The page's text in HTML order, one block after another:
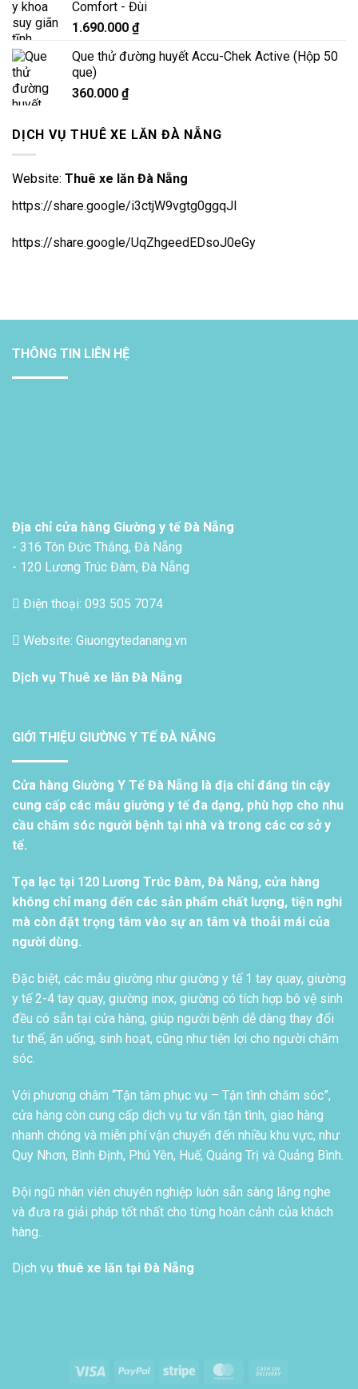
Comfort - Đùi
1.690.000 ₫
Que thử đường huyết Accu-Chek Active (Hộp 50
que)
360.000 ₫
DỊCH VỤ THUÊ XE LĂN ĐÀ NẴNG
Website: Thuê xe lăn Đà Nẵng
https://share.google/i3ctjW9vgtg0ggqJl
https://share.google/UqZhgeedEDsoJ0eGy
THÔNG TIN LIÊN HỆ
Địa chỉ cửa hàng Giường y tế Đà Nẵng
- 316 Tôn Đức Thắng, Đà Nẵng
- 120 Lương Trúc Đàm, Đà Nẵng
Điện thoại: 093 505 7074
Website: Giuongytedanang.vn
Dịch vụ Thuê xe lăn Đà Nẵng
GIỚI THIỆU GIƯỜNG Y TẾ ĐÀ NẴNG
Cửa hàng Giường Y Tế Đà Nẵng là địa chỉ đáng tin cậy
cung cấp các mẫu giường y tế đa dạng, phù hợp cho nhu
cầu chăm sóc người bệnh tại nhà và trong các cơ sở y
tế.
Tọa lạc tại 120 Lương Trúc Đàm, Đà Nẵng, cửa hàng
không chỉ mang đến các sản phẩm chất lượng, tiện nghi
mà còn đặt trọng tâm vào sự an tâm và thoải mái của
người dùng.
Đặc biệt, các mẫu giường như giường y tế 1 tay quay, giường
y tế 2-4 tay quay, giường inox, giường có tích hợp bô vệ sinh
đều có sẵn tại cửa hàng, giúp người bệnh dễ dàng thay đổi
tư thế, ăn uống, sinh hoạt, cũng như tiện lợi cho người chăm
sóc.
Với phương châm “Tận tâm phục vụ – Tận tình chăm sóc”,
cửa hàng còn cung cấp dịch vụ tư vấn tận tình, giao hàng
nhanh chóng và miễn phí vận chuyển đến nhiều khu vực, như
Quy Nhơn, Bình Định, Phú Yên, Huế, Quảng Trị và Quảng Bình.
Đội ngũ nhân viên chuyên nghiệp luôn sẵn sàng lắng nghe
và đưa ra giải pháp tốt nhất cho từng hoàn cảnh của khách
hàng..
Dịch vụ thuê xe lăn tại Đà Nẵng
Visa PayPal Stripe MasterCard